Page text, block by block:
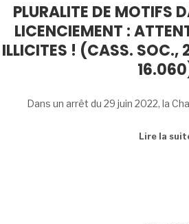
PLURALITE DE MOTIFS
LICENCIEMENT :
ILLICITES ! (CASS.
Dans un arrêt du 29 juin 2022, la
Lire la